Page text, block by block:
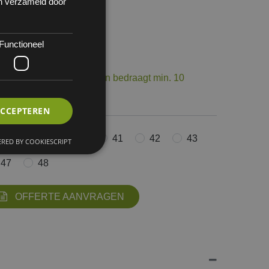
De levertermijn bedraagt min. 10
38 39 41 42 43
47 48
OFFERTE AANVRAGEN
Functioneel
BY COOKIESCRIPT